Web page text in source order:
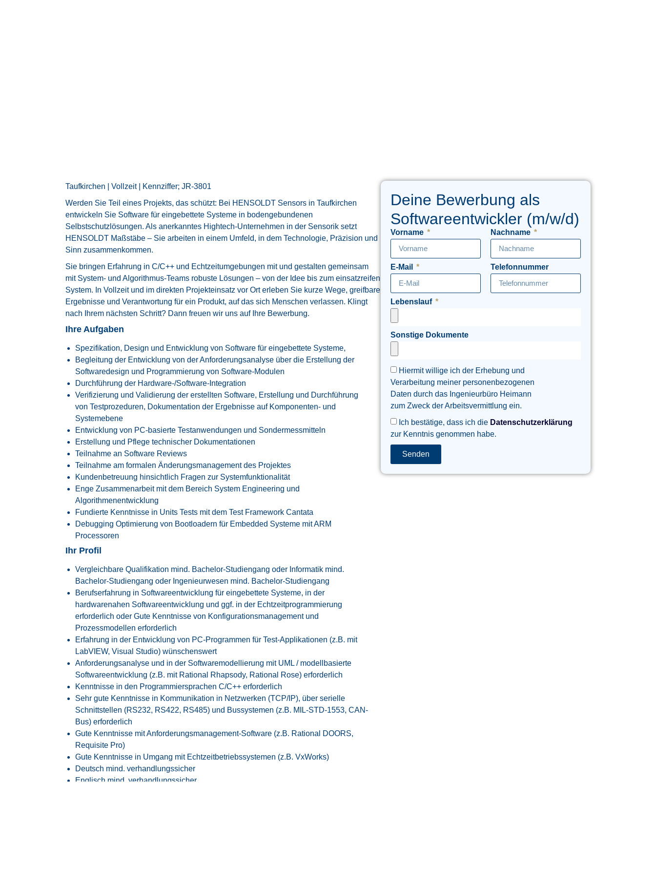
Taufkirchen | Vollzeit | Kennziffer; JR-3801
Werden Sie Teil eines Projekts, das schützt: Bei HENSOLDT Sensors in Taufkirchen
entwickeln Sie Software für eingebettete Systeme in bodengebundenen
Selbstschutzlösungen. Als anerkanntes Hightech-Unternehmen in der Sensorik setzt
HENSOLDT Maßstäbe – Sie arbeiten in einem Umfeld, in dem Technologie, Präzision und
Sinn zusammenkommen.
Sie bringen Erfahrung in C/C++ und Echtzeitumgebungen mit und gestalten gemeinsam
mit System- und Algorithmus-Teams robuste Lösungen – von der Idee bis zum einsatzreifen
System. In Vollzeit und im direkten Projekteinsatz vor Ort erleben Sie kurze Wege, greifbare
Ergebnisse und Verantwortung für ein Produkt, auf das sich Menschen verlassen. Klingt
nach Ihrem nächsten Schritt? Dann freuen wir uns auf Ihre Bewerbung.
Ihre Aufgaben
Spezifikation, Design und Entwicklung von Software für eingebettete Systeme,
Begleitung der Entwicklung von der Anforderungsanalyse über die Erstellung der
Softwaredesign und Programmierung von Software-Modulen
Durchführung der Hardware-/Software-Integration
Verifizierung und Validierung der erstellten Software, Erstellung und Durchführung
von Testprozeduren, Dokumentation der Ergebnisse auf Komponenten- und
Systemebene
Entwicklung von PC-basierte Testanwendungen und Sondermessmitteln
Erstellung und Pflege technischer Dokumentationen
Teilnahme an Software Reviews
Teilnahme am formalen Änderungsmanagement des Projektes
Kundenbetreuung hinsichtlich Fragen zur Systemfunktionalität
Enge Zusammenarbeit mit dem Bereich System Engineering und
Algorithmenentwicklung
Fundierte Kenntnisse in Units Tests mit dem Test Framework Cantata
Debugging Optimierung von Bootloadern für Embedded Systeme mit ARM
Processoren
Ihr Profil
Vergleichbare Qualifikation mind. Bachelor-Studiengang oder Informatik mind.
Bachelor-Studiengang oder Ingenieurwesen mind. Bachelor-Studiengang
Berufserfahrung in Softwareentwicklung für eingebettete Systeme, in der
hardwarenahen Softwareentwicklung und ggf. in der Echtzeitprogrammierung
erforderlich oder Gute Kenntnisse von Konfigurationsmanagement und
Prozessmodellen erforderlich
Erfahrung in der Entwicklung von PC-Programmen für Test-Applikationen (z.B. mit
LabVIEW, Visual Studio) wünschenswert
Anforderungsanalyse und in der Softwaremodellierung mit UML / modellbasierte
Softwareentwicklung (z.B. mit Rational Rhapsody, Rational Rose) erforderlich
Kenntnisse in den Programmiersprachen C/C++ erforderlich
Sehr gute Kenntnisse in Kommunikation in Netzwerken (TCP/IP), über serielle
Schnittstellen (RS232, RS422, RS485) und Bussystemen (z.B. MIL-STD-1553, CAN-
Bus) erforderlich
Gute Kenntnisse mit Anforderungsmanagement-Software (z.B. Rational DOORS,
Requisite Pro)
Gute Kenntnisse in Umgang mit Echtzeitbetriebssystemen (z.B. VxWorks)
Deutsch mind. verhandlungssicher
Englisch mind. verhandlungssicher
Deine Bewerbung als
Softwareentwickler (m/w/d)
Vorname Nachname
E-Mail Telefonnummer
Lebenslauf
Sonstige Dokumente
Hiermit willige ich der Erhebung und
Verarbeitung meiner personenbezogenen
Daten durch das Ingenieurbüro Heimann
zum Zweck der Arbeitsvermittlung ein.
Ich bestätige, dass ich die Datenschutzerklärung
zur Kenntnis genommen habe.
Senden